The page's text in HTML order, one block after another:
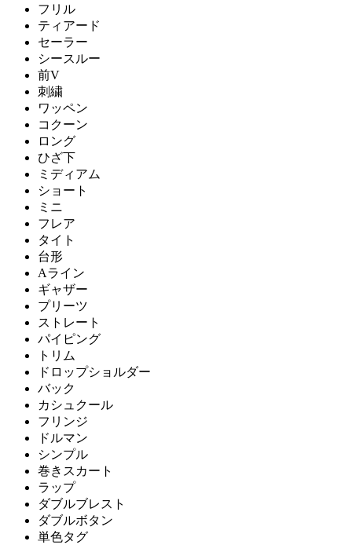
フリル
ティアード
セーラー
シースルー
前V
刺繍
ワッペン
コクーン
ロング
ひざ下
ミディアム
ショート
ミニ
フレア
タイト
台形
Aライン
ギャザー
プリーツ
ストレート
パイピング
トリム
ドロップショルダー
バック
カシュクール
フリンジ
ドルマン
シンプル
巻きスカート
ラップ
ダブルブレスト
ダブルボタン
単色タグ